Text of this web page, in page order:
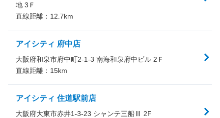
地 3Ｆ
直線距離： 12.7km
アイシティ 府中店
大阪府和泉市府中町2-1-3 南海和泉府中ビル 2Ｆ
直線距離： 15km
アイシティ 住道駅前店
大阪府大東市赤井1-3-23 シャンテ三船Ⅲ 2F